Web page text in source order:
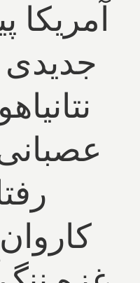
آمریکا
جدیدی